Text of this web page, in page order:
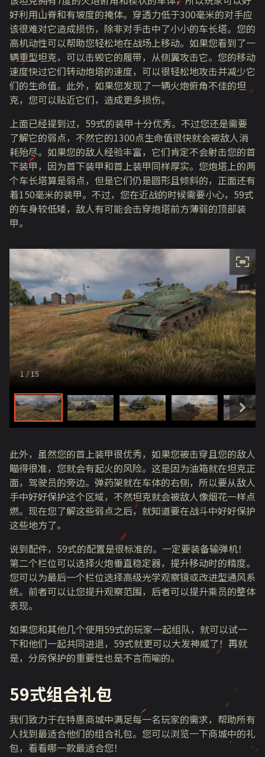
好利用山脊和有坡度的掩体。穿透力低于300毫米的对手应
该很难对它造成损伤，除非对手击中了小小的车长塔。您的
高机动性可以帮助您轻松地在战场上移动。如果您看到了一
辆重型坦克，可以击毁它的履带，从侧翼攻击它。您的移动
速度快过它们转动炮塔的速度，可以很轻松地攻击并减少它
们的生命值。此外，如果您发现了一辆火炮俯角不佳的坦
克，您可以贴近它们，造成更多损伤。
上面已经提到过， 59式的装甲十分优秀。不过您还是需要
了解它的弱点，不然它的1300点生命值很快就会被敌人消
耗殆尽。如果您的敌人经验丰富，它们肯定不会射击您的首
下装甲，因为首下装甲和首上装甲同样厚实。您炮塔上的两
个车长塔算是弱点，但是它们仍是圆形且倾斜的，正面还有
着150毫米的装甲。不过，您在近战的时候需要小心， 59式
的车身较低矮，敌人有可能会击穿炮塔前方薄弱的顶部装
甲。
1/ 15
此外，虽然您的首上装甲很优秀，如果您被击穿且您的敌人
瞄得很准，您就会有起火的风险。这是因为油箱就在坦克正
面，驾驶员的旁边。弹药架就在车体的右侧，所以要从敌人
手中好好保护这个区域，不然坦克就会被敌人像烟花一样点
燃。现在您了解这些弱点之后，就知道要在战斗中好好保护
这些地方了。
说到配件， 59式的配置是很标准的。一定要装备输弹机！
第二个栏位可以选择火炮垂直稳定器，提升移动时的精度。
您可以为最后一个栏位选择高级光学观察镜或改进型通风系
统。前者可以让您提升观察范围，后者可以提升乘员的整体
表现。
如果您和其他几个使用59式的玩家一起组队，就可以试一
下和他们一起共同进退， 59式就更可以大发神威了！再就
是，分房保护的重要性也是不言而喻的。
59式组合礼包
我们致力于在特惠商城中满足每一名玩家的需求，帮助所有
人找到最适合他们的组合礼包。您可以浏览一下商城中的礼
包，看看哪一款最适合您！